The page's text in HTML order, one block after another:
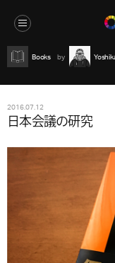
Books
2016.07.12
日本会議の研究